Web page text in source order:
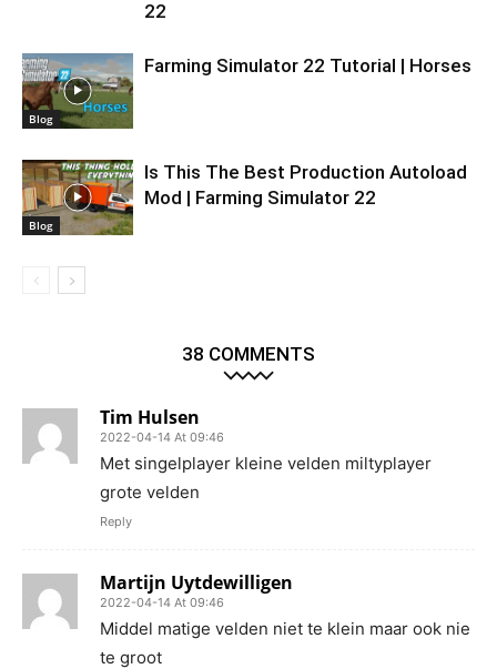
22
Blog
Farming Simulator 22 Tutorial | Horses
Blog
Is This The Best Production Autoload
Mod | Farming Simulator 22
38 COMMENTS
Tim Hulsen
2022-04-14 At 09:46
Met singelplayer kleine velden miltyplayer
grote velden
Reply
Martijn Uytdewilligen
2022-04-14 At 09:46
Middel matige velden niet te klein maar ook nie
te groot